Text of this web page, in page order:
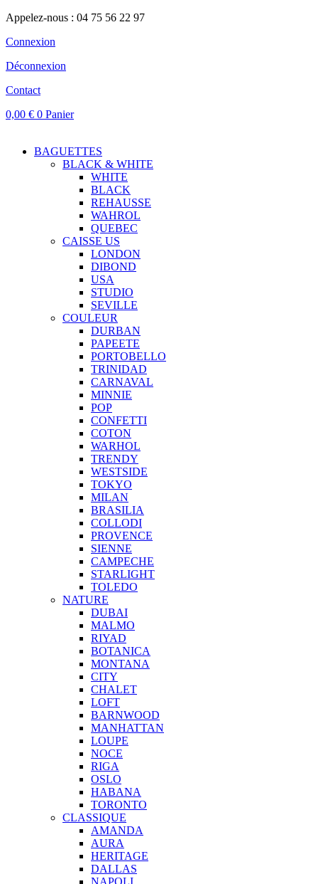
Appelez-nous : 04 75 56 22 97
Connexion
Déconnexion
Contact
0,00 € 0 Panier
BAGUETTES
BLACK & WHITE
WHITE
BLACK
REHAUSSE
WAHROL
QUEBEC
CAISSE US
LONDON
DIBOND
USA
STUDIO
SEVILLE
COULEUR
DURBAN
PAPEETE
PORTOBELLO
TRINIDAD
CARNAVAL
MINNIE
POP
CONFETTI
COTON
WARHOL
TRENDY
WESTSIDE
TOKYO
MILAN
BRASILIA
COLLODI
PROVENCE
SIENNE
CAMPECHE
STARLIGHT
TOLEDO
NATURE
DUBAI
MALMO
RIYAD
BOTANICA
MONTANA
CITY
CHALET
LOFT
BARNWOOD
MANHATTAN
LOUPE
NOCE
RIGA
OSLO
HABANA
TORONTO
CLASSIQUE
AMANDA
AURA
HERITAGE
DALLAS
NAPOLI